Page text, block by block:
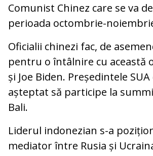
Comunist Chinez care se va
perioada octombrie-
Oficialii chinezi fac, de
pentru o întâlnire cu această
și Joe Biden. Președintele
așteptat să participe la
Bali.
Liderul indonezian s-a
mediator între Rusia și